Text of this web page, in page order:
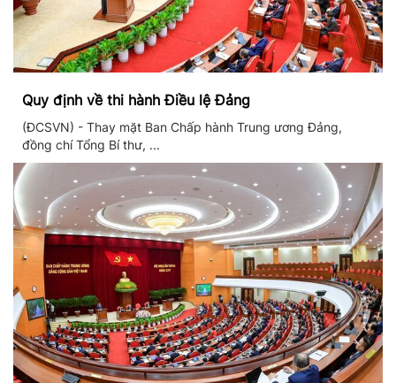
Quy định về thi hành Điều lệ Đảng
(ĐCSVN) - Thay mặt Ban Chấp hành Trung ương Đảng,
đồng chí Tổng Bí thư, ...